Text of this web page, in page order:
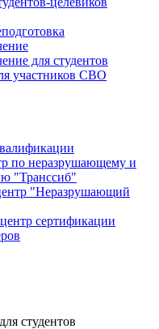
для студентов
участников СВО
по неразрушающему и
"Транссиб"
"Неразрушающий
сертификации
студентов